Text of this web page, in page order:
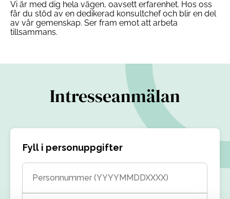
Vi är med dig hela vägen, oavsett erfarenhet. Hos oss
får du stöd av en dedikerad konsultchef och blir en del
av vår gemenskap. Ser fram emot att arbeta
tillsammans.
Intresseanmälan
Fyll i personuppgifter
Personnummer (YYYYMMDDXXXX)